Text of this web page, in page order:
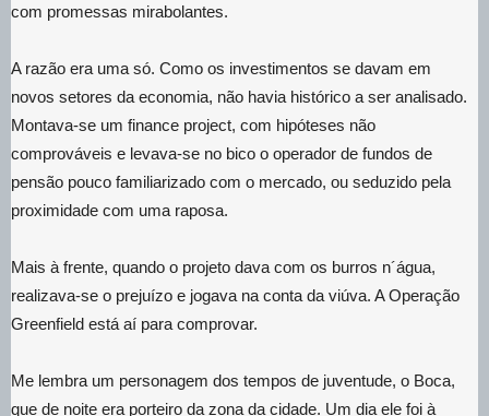
com promessas mirabolantes.
A razão era uma só. Como os investimentos se davam em
novos setores da economia, não havia histórico a ser analisado.
Montava-se um finance project, com hipóteses não
comprováveis e levava-se no bico o operador de fundos de
pensão pouco familiarizado com o mercado, ou seduzido pela
proximidade com uma raposa.
Mais à frente, quando o projeto dava com os burros n´água,
realizava-se o prejuízo e jogava na conta da viúva. A Operação
Greenfield está aí para comprovar.
Me lembra um personagem dos tempos de juventude, o Boca,
que de noite era porteiro da zona da cidade. Um dia ele foi à